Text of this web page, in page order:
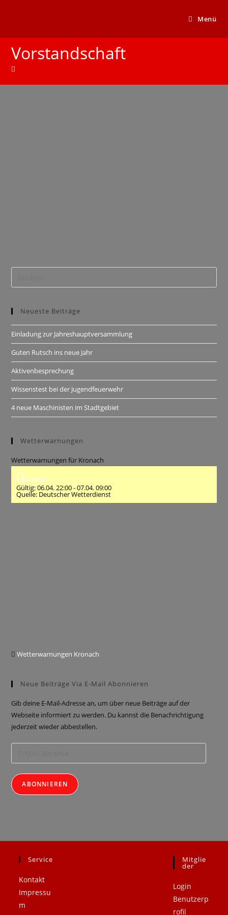
Menü
Vorstandschaft
Neueste Beiträge
Einladung zur Jahreshauptversammlung
Guten Rutsch ins neue Jahr
Aktivenbesprechung
Wissenstest bei der Jugendfeuerwehr
4 neue Maschinisten im Stadtgebiet
Wetterwarnungen
Wetterwarnungen für Kronach
FROST
Gültig: 06.04. 22:00 - 07.04. 09:00
Quelle: Deutscher Wetterdienst
Wetterwarnungen Kronach
Neue Beiträge Via E-Mail Abonnieren
Gib deine E-Mail-Adresse an, um über neue Beiträge auf der
Webseite informiert zu werden. Du kannst die Benachrichtigung
jederzeit wieder abbestellen.
ABONNIEREN
Service
Kontakt
Impressu
m
Mitglie
Der
Login
Benutzerp
rofil